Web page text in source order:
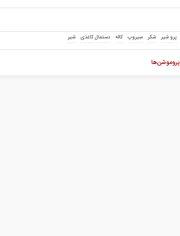
پرو شیر شکر سیروپ کاله دستمال کاغذی شیر
پروموشن‌ها